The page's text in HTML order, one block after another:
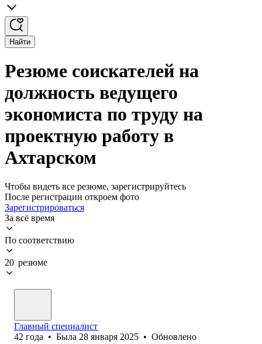
Найти
Резюме соискателей на
должность ведущего
экономиста по труду на
проектную работу в
Ахтарском
Чтобы видеть все резюме, зарегистрируйтесь
После регистрации откроем фото
Зарегистрироваться
За всё время
По соответствию
20 резюме
Главный специалист
42 года • Была 28 января 2025 • Обновлено